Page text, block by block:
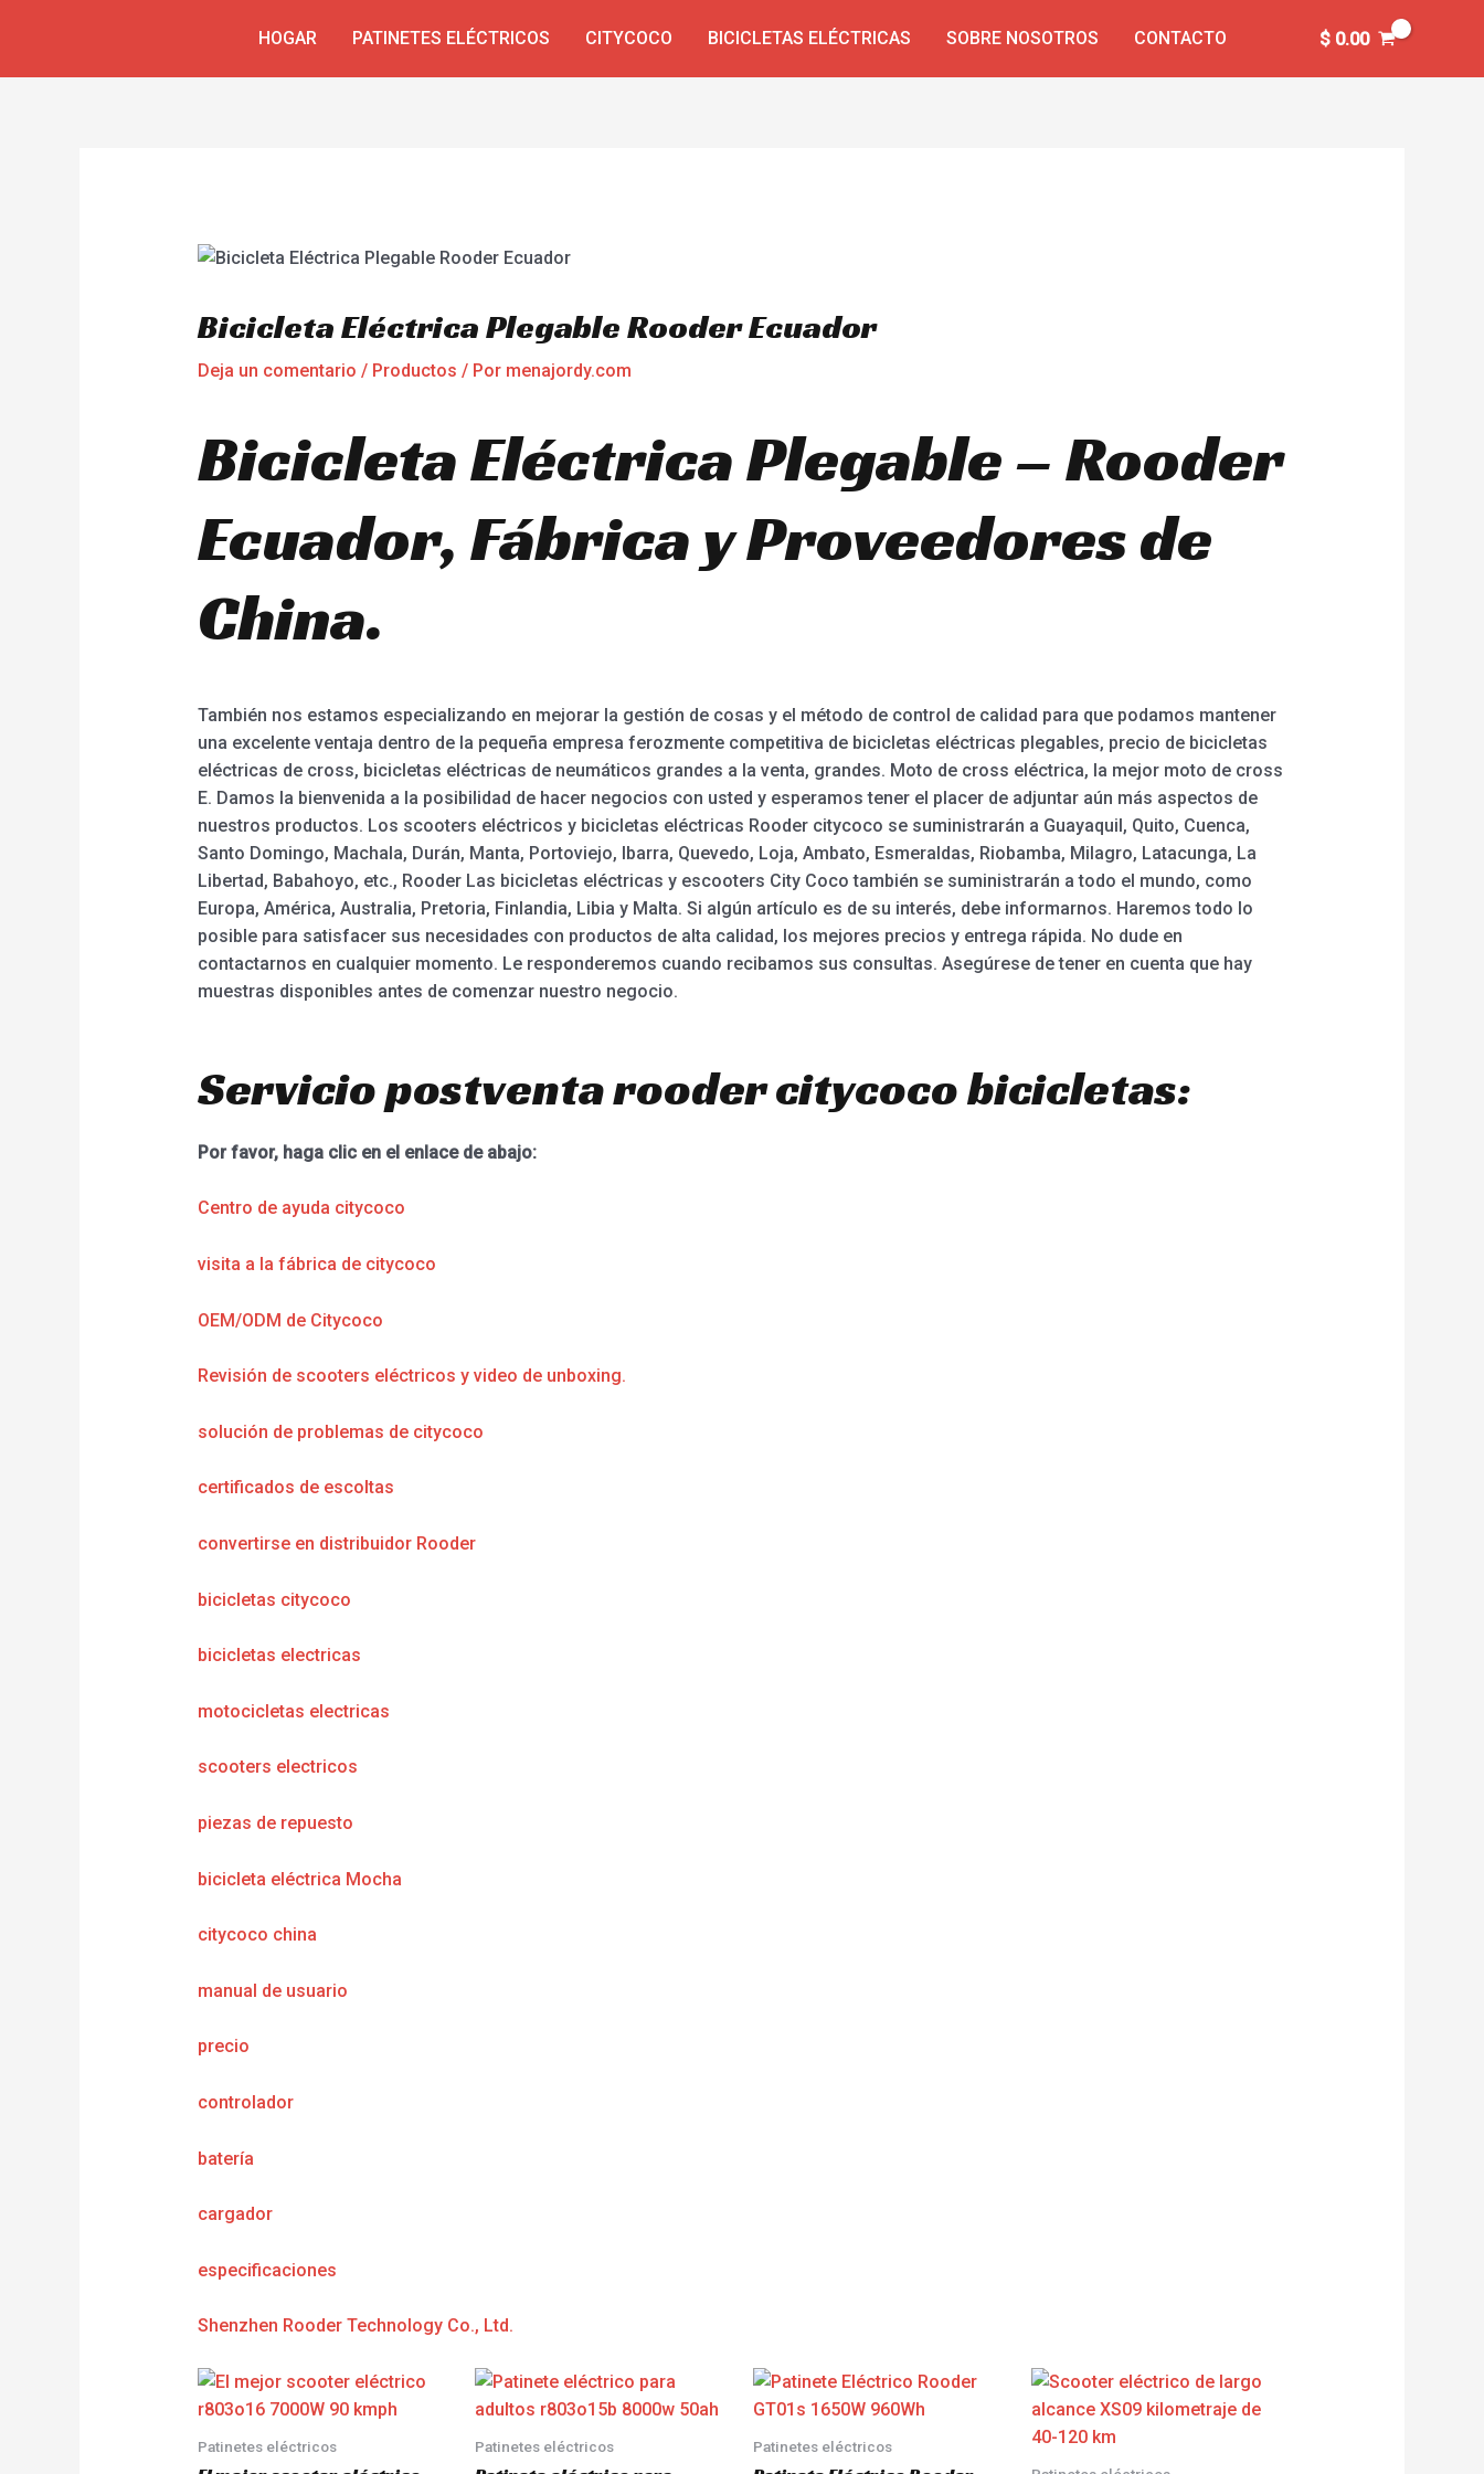
HOGAR PATINETES ELÉCTRICOS CITYCOCO BICICLETAS ELÉCTRICAS SOBRE NOSOTROS CONTACTO $0.00
Bicicleta Eléctrica Plegable Rooder Ecuador
Deja un comentario / Productos / Por menajordy.com
Bicicleta Eléctrica Plegable – Rooder
Ecuador, Fábrica y Proveedores de
China.
También nos estamos especializando en mejorar la gestión de cosas y el método de control de calidad para que podamos mantener
una excelente ventaja dentro de la pequeña empresa ferozmente competitiva de bicicletas eléctricas plegables, precio de bicicletas
eléctricas de cross, bicicletas eléctricas de neumáticos grandes a la venta, grandes. Moto de cross eléctrica, la mejor moto de cross
E. Damos la bienvenida a la posibilidad de hacer negocios con usted y esperamos tener el placer de adjuntar aún más aspectos de
nuestros productos. Los scooters eléctricos y bicicletas eléctricas Rooder citycoco se suministrarán a Guayaquil, Quito, Cuenca,
Santo Domingo, Machala, Durán, Manta, Portoviejo, Ibarra, Quevedo, Loja, Ambato, Esmeraldas, Riobamba, Milagro, Latacunga, La
Libertad, Babahoyo, etc., Rooder Las bicicletas eléctricas y escooters City Coco también se suministrarán a todo el mundo, como
Europa, América, Australia, Pretoria, Finlandia, Libia y Malta. Si algún artículo es de su interés, debe informarnos. Haremos todo lo
posible para satisfacer sus necesidades con productos de alta calidad, los mejores precios y entrega rápida. No dude en
contactarnos en cualquier momento. Le responderemos cuando recibamos sus consultas. Asegúrese de tener en cuenta que hay
muestras disponibles antes de comenzar nuestro negocio.
Servicio postventa rooder citycoco bicicletas:
Por favor, haga clic en el enlace de abajo:
Centro de ayuda citycoco
visita a la fábrica de citycoco
OEM/ODM de Citycoco
Revisión de scooters eléctricos y video de unboxing.
solución de problemas de citycoco
certificados de escoltas
convertirse en distribuidor Rooder
bicicletas citycoco
bicicletas electricas
motocicletas electricas
scooters electricos
piezas de repuesto
bicicleta eléctrica Mocha
citycoco china
manual de usuario
precio
controlador
batería
cargador
especificaciones
Shenzhen Rooder Technology Co., Ltd.
Patinetes eléctricos Patinetes eléctricos Patinetes eléctricos